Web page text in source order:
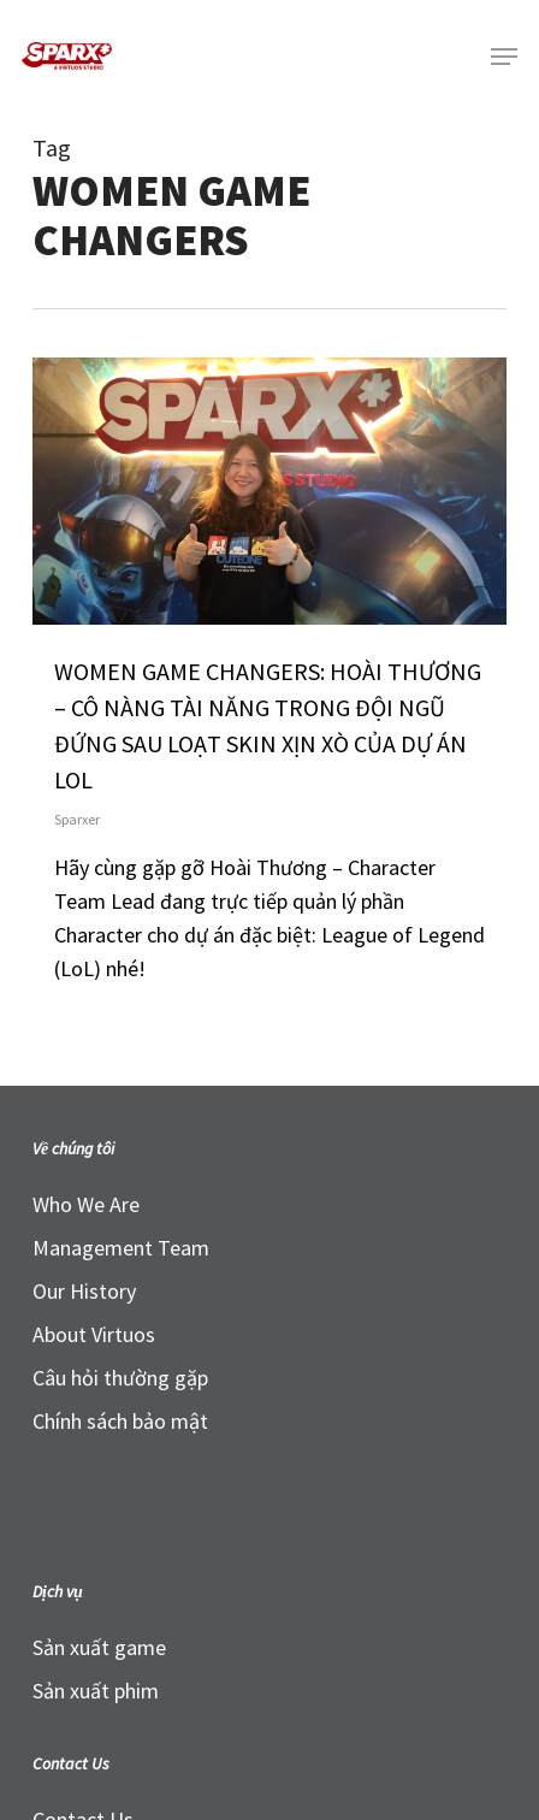
Menu
Tag
WOMEN GAME
CHANGERS
WOMEN GAME CHANGERS: HOÀI THƯƠNG
– CÔ NÀNG TÀI NĂNG TRONG ĐỘI NGŨ
ĐỨNG SAU LOẠT SKIN XỊN XÒ CỦA DỰ ÁN
LOL
Sparxer
Hãy cùng gặp gỡ Hoài Thương – Character
Team Lead đang trực tiếp quản lý phần
Character cho dự án đặc biệt: League of Legend
(LoL) nhé!
Về chúng tôi
Who We Are
Management Team
Our History
About Virtuos
Câu hỏi thường gặp
Chính sách bảo mật
Dịch vụ
Sản xuất game
Sản xuất phim
Contact Us